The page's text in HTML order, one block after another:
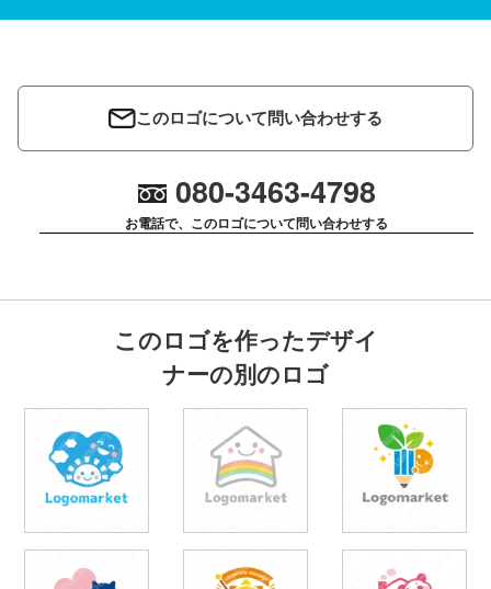
このロゴについて問い合わせする
080-3463-4798
お電話で、このロゴについて問い合わせする
このロゴを作ったデザイ
ナーの別のロゴ